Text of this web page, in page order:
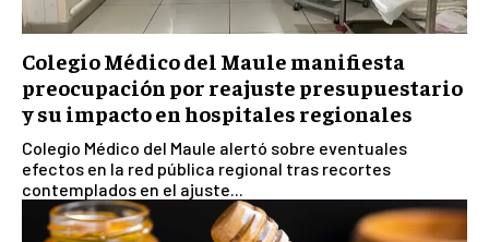
Colegio Médico del Maule manifiesta
preocupación por reajuste presupuestario
y su impacto en hospitales regionales
Colegio Médico del Maule alertó sobre eventuales
efectos en la red pública regional tras recortes
contemplados en el ajuste...